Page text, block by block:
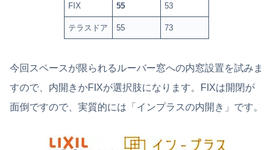
FIX 55 53
テラスドア 55 73
今回スペースが限られるルーバー窓への内窓設置を試みま
すので、内開きかFIXが選択肢になります。FIXは開閉が
面倒ですので、実質的には「インプラスの内開き」です。